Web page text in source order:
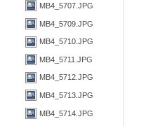
MB4_5707.JPG
MB4_5709.JPG
MB4_5710.JPG
MB4_5711.JPG
MB4_5712.JPG
MB4_5713.JPG
MB4_5714.JPG